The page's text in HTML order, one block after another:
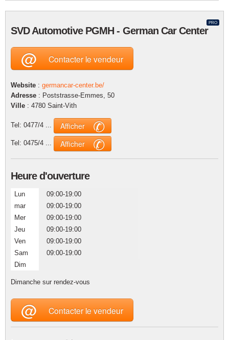
SVD Automotive PGMH - German Car Center
PRO
@Contacter le vendeur
Website : germancar-center.be/
Adresse : Poststrasse-Emmes, 50
Ville : 4780 Saint-Vith
Tel: 0477/4 ... Afficher✆
Tel: 0475/4 ... Afficher✆
Heure d'ouverture
Lun
09:00-19:00
mar
09:00-19:00
Mer
09:00-19:00
Jeu
09:00-19:00
Ven
09:00-19:00
Sam
09:00-19:00
Dim
Dimanche sur rendez-vous
@Contacter le vendeur